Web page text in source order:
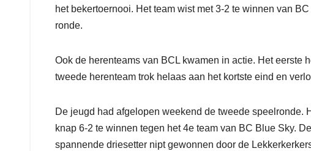
het bekertoernooi. Het team wist met 3-2 te winnen van
ronde.
Ook de herenteams van BCL kwamen in actie. Het eerste
tweede herenteam trok helaas aan het kortste eind en
De jeugd had afgelopen weekend de tweede speelronde.
knap 6-2 te winnen tegen het 4e team van BC Blue Sky.
spannende driesetter nipt gewonnen door de